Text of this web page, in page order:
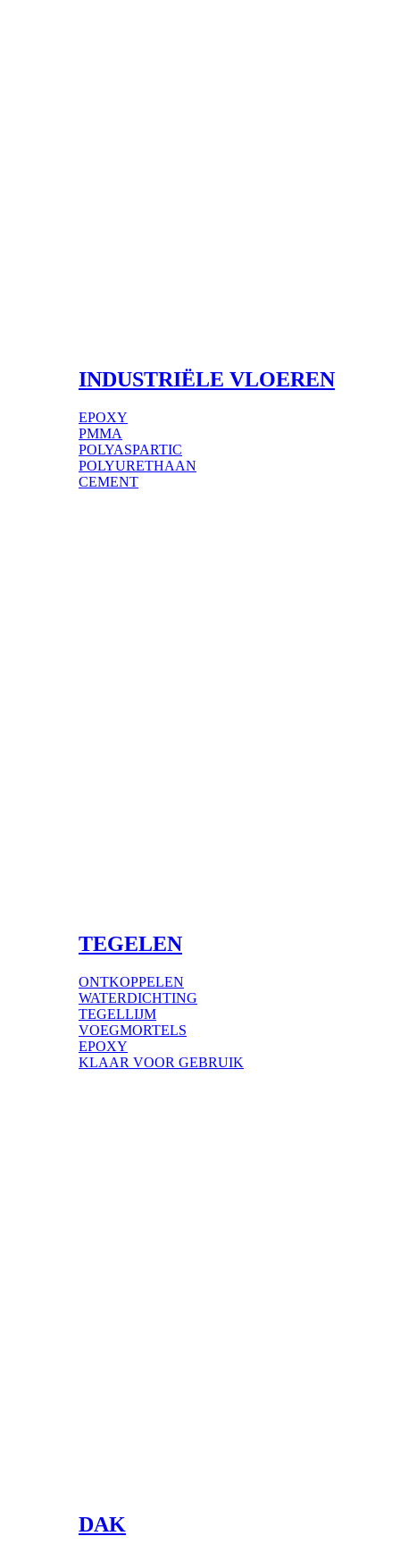
INDUSTRIËLE VLOEREN
EPOXY
PMMA
POLYASPARTIC
POLYURETHAAN
CEMENT
TEGELEN
ONTKOPPELEN
WATERDICHTING
TEGELLIJM
VOEGMORTELS
EPOXY
KLAAR VOOR GEBRUIK
DAK